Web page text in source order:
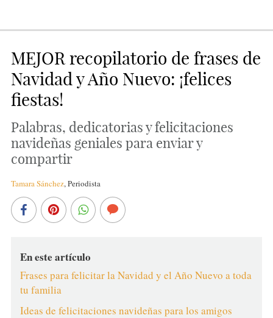
MEJOR recopilatorio de frases de
Navidad y Año Nuevo: ¡felices
fiestas!
Palabras, dedicatorias y felicitaciones
navideñas geniales para enviar y
compartir
Tamara Sánchez,Periodista
En este artículo
Frases para felicitar la Navidad y el Año Nuevo a toda
tu familia
Ideas de felicitaciones navideñas para los amigos